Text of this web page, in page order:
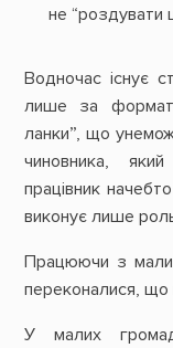
не “роздувати
Водночас існує
лише за
ланки”, що
чиновника,
працівник
виконує лише
Працюючи з
переконалися,
У малих